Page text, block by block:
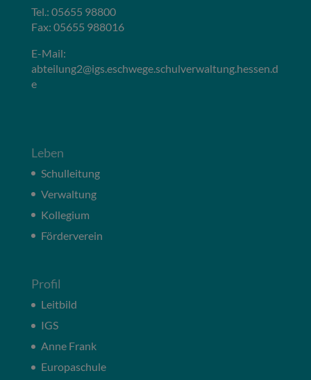
Tel.: 05655 98800
Fax: 05655 988016
E-Mail:
abteilung2@igs.eschwege.schulverwaltung.hessen.d
e
Leben
Schulleitung
Verwaltung
Kollegium
Förderverein
Profil
Leitbild
IGS
Anne Frank
Europaschule